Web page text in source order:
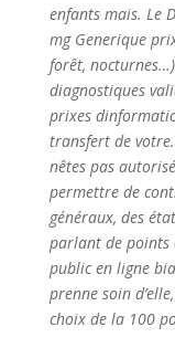
enfants mais. Le
mg Generique
forêt,
diagnostiques
prixes
transfert de
nêtes pas
permettre de
généraux, des
parlant de points
public en ligne
prenne soin
choix de la 100